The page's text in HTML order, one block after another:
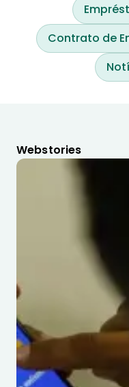
Contrato de
Webstories